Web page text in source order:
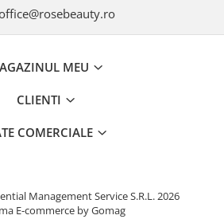
MEU
CLIENTI
COMERCIALE
Management Service S.R.L. 2026
E-commerce by Gomag